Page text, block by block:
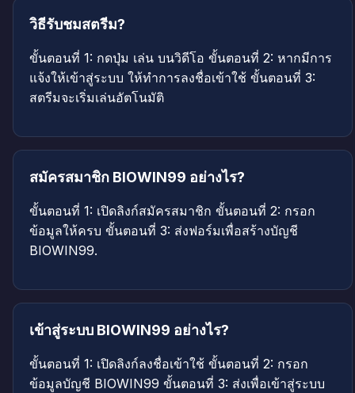
วิธีรับชมสตรีม?
ขั้นตอนที่ 1: กดปุ่ม เล่น บนวิดีโอ ขั้นตอนที่ 2: หากมีการ
แจ้งให้เข้าสู่ระบบ ให้ทำการลงชื่อเข้าใช้ ขั้นตอนที่ 3:
สตรีมจะเริ่มเล่นอัตโนมัติ
สมัครสมาชิก BIOWIN99 อย่างไร?
ขั้นตอนที่ 1: เปิดลิงก์สมัครสมาชิก ขั้นตอนที่ 2: กรอก
ข้อมูลให้ครบ ขั้นตอนที่ 3: ส่งฟอร์มเพื่อสร้างบัญชี
BIOWIN99.
เข้าสู่ระบบ BIOWIN99 อย่างไร?
ขั้นตอนที่ 1: เปิดลิงก์ลงชื่อเข้าใช้ ขั้นตอนที่ 2: กรอก
ข้อมูลบัญชี BIOWIN99 ขั้นตอนที่ 3: ส่งเพื่อเข้าสู่ระบบ